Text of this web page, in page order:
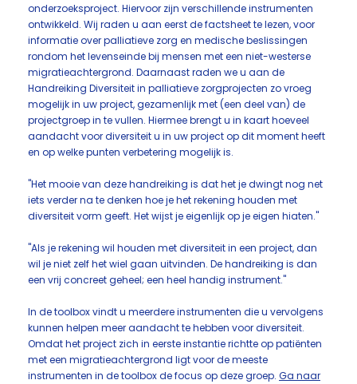
onderzoeksproject. Hiervoor zijn verschillende instrumenten
ontwikkeld. Wij raden u aan eerst de factsheet te lezen, voor
informatie over palliatieve zorg en medische beslissingen
rondom het levenseinde bij mensen met een niet-westerse
migratieachtergrond. Daarnaast raden we u aan de
Handreiking Diversiteit in palliatieve zorgprojecten zo vroeg
mogelijk in uw project, gezamenlijk met (een deel van) de
projectgroep in te vullen. Hiermee brengt u in kaart hoeveel
aandacht voor diversiteit u in uw project op dit moment heeft
en op welke punten verbetering mogelijk is.
"Het mooie van deze handreiking is dat het je dwingt nog net
iets verder na te denken hoe je het rekening houden met
diversiteit vorm geeft. Het wijst je eigenlijk op je eigen hiaten."
"Als je rekening wil houden met diversiteit in een project, dan
wil je niet zelf het wiel gaan uitvinden. De handreiking is dan
een vrij concreet geheel; een heel handig instrument."
In de toolbox vindt u meerdere instrumenten die u vervolgens
kunnen helpen meer aandacht te hebben voor diversiteit.
Omdat het project zich in eerste instantie richtte op patiënten
met een migratieachtergrond ligt voor de meeste
instrumenten in de toolbox de focus op deze groep. Ga naar